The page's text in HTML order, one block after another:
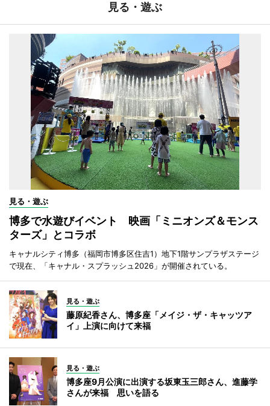
見る・遊ぶ
見る・遊ぶ
博多で水遊びイベント 映画「ミニオンズ＆モンス
ターズ」とコラボ
キャナルシティ博多（福岡市博多区住吉1）地下1階サンプラザステージ
で現在、「キャナル・スプラッシュ2026」が開催されている。
見る・遊ぶ
藤原紀香さん、博多座「メイジ・ザ・キャッツア
イ」上演に向けて来福
見る・遊ぶ
博多座9月公演に出演する坂東玉三郎さん、進藤学
さんが来福 思いを語る